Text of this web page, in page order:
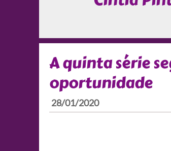
A quinta série
oportunidade
28/01/2020